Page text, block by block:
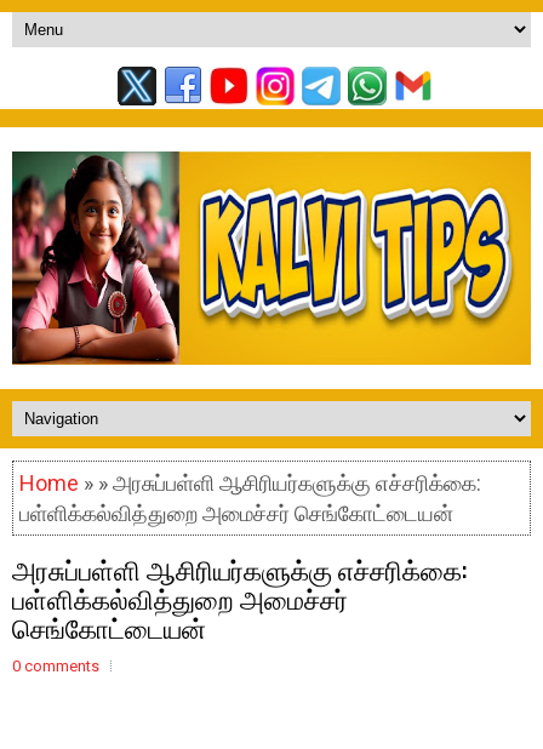
Home » » அரசுப்பள்ளி ஆசிரியர்களுக்கு எச்சரிக்கை:
பள்ளிக்கல்வித்துறை அமைச்சர் செங்கோட்டையன்
அரசுப்பள்ளி ஆசிரியர்களுக்கு எச்சரிக்கை:
பள்ளிக்கல்வித்துறை அமைச்சர்
செங்கோட்டையன்
0 comments